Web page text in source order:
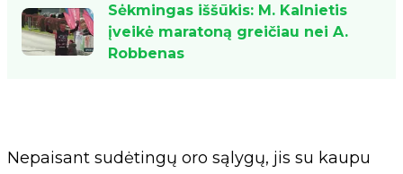
Sėkmingas iššūkis: M. Kalnietis
įveikė maratoną greičiau nei A.
Robbenas
Nepaisant sudėtingų oro sąlygų, jis su kaupu